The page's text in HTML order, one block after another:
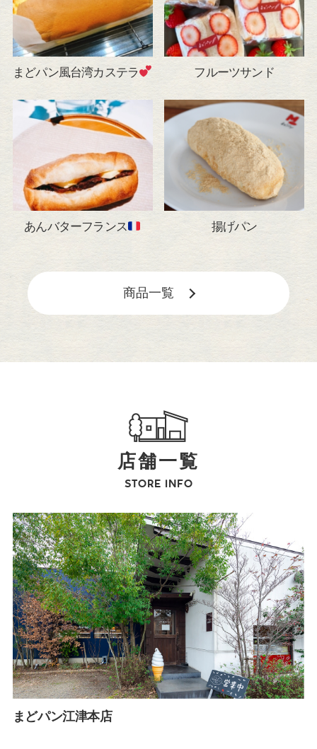
まどパン風台湾カステラ フルーツサンド
あんバターフランス 揚げパン
商品一覧
店舗一覧
STORE INFO
まどパン江津本店